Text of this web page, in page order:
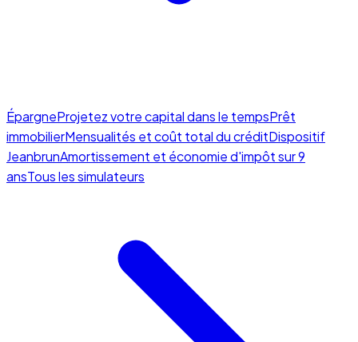
ÉpargneProjetez votre capital dans le tempsPrêt
immobilierMensualités et coût total du créditDispositif
JeanbrunAmortissement et économie d'impôt sur 9
ansTous les simulateurs